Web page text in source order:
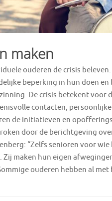
maken
ouderen de crisis
beperking in hun doen
De crisis betekent
contacten,
de initiatieven en
door de berichtgeving
“Zelfs senioren voor
maken hun eigen
ouderen hebben al